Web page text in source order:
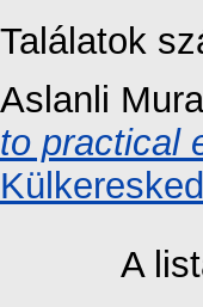
Találatok
Aslanli
to practical
A